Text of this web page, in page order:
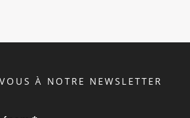
À NOTRE NEWSLETTER